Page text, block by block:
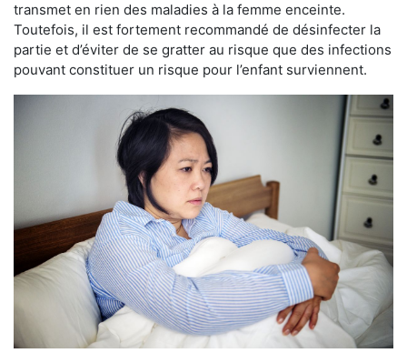
transmet en rien des maladies à la femme enceinte.
Toutefois, il est fortement recommandé de désinfecter la
partie et d’éviter de se gratter au risque que des infections
pouvant constituer un risque pour l’enfant surviennent.